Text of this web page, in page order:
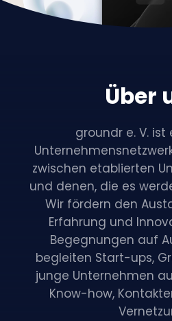
Über
groundr e. V. ist
zwischen etablierten
und denen, die es
Wir fördern den
Erfahrung und
Begegnungen auf
begleiten Start-ups,
junge Unternehmen
Know-how,